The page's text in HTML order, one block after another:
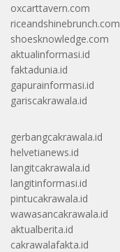
oxcarttavern.com
riceandshinebrunch.com
shoesknowledge.com
aktualinformasi.id
faktadunia.id
gapurainformasi.id
gariscakrawala.id
gerbangcakrawala.id
helvetianews.id
langitcakrawala.id
langitinformasi.id
pintucakrawala.id
wawasancakrawala.id
aktualberita.id
cakrawalafakta.id